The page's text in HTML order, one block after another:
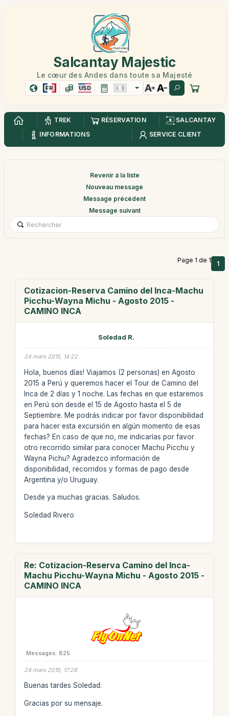
Salcantay Majestic
Le cœur des Andes dans toute sa Majesté
FR USD
TREK RÉSERVATION
SALCANTAY
INFORMATIONS
SERVICE CLIENT
Revenir à la liste
Nouveau message
Message précédent
Message suivant
Page 1 de 1 1
Cotizacion-Reserva Camino del Inca-Machu
Picchu-Wayna Michu - Agosto 2015 -
CAMINO INCA
Soledad R.
24 mars 2015, 14:22
Hola, buenos días! Viajamos (2 personas) en Agosto
2015 a Perú y queremos hacer el Tour de Camino del
Inca de 2 días y 1 noche. Las fechas en que estaremos
en Perú son desde el 15 de Agosto hasta el 5 de
Septiembre. Me podrás indicar por favor disponibilidad
para hacer esta excursión en algún momento de esas
fechas? En caso de que no, me indicarías por favor
otro recorrido similar para conocer Machu Picchu y
Wayna Pichu? Agradezco información de
disponibilidad, recorridos y formas de pago desde
Argentina y/o Uruguay.
Desde ya muchas gracias. Saludos.
Soledad Rivero
Re: Cotizacion-Reserva Camino del Inca-
Machu Picchu-Wayna Michu - Agosto 2015 -
CAMINO INCA
Messages: 825
24 mars 2015, 17:28
Buenas tardes Soledad:
Gracias por su mensaje.